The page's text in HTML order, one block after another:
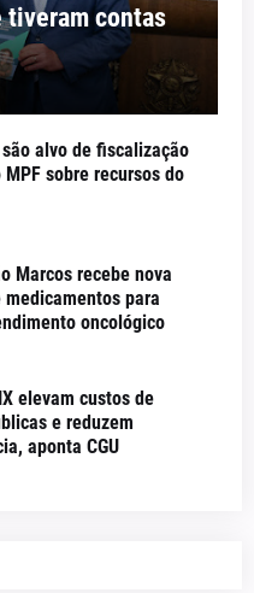
tiveram contas
alvo de fiscalização
sobre recursos do
Marcos recebe nova
medicamentos para
oncológico
elevam custos de
e reduzem
aponta CGU